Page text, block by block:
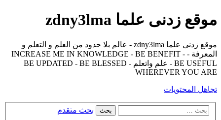
موقع زدنى علما zdny3lma
موقع زدنى علما zdny3lma - عالم بلا حدود من العلم و التعلم و
المعرفة - INCREASE ME IN KNOWLEDGE - BE BENEFIT -
BE USEFUL - علم واتعلم - BE UPDATED - BE BLESSED
WHEREVER YOU ARE
تجاهل المحتويات
بحث بحث متقدم